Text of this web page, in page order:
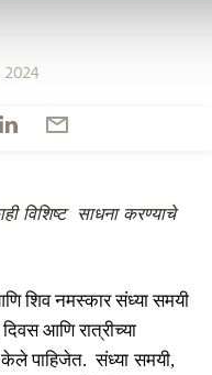
2024
विशिष्ट साधना करण्याचे
शिव नमस्कारसंध्या समयी
दिवस आणि रात्रीच्या
पाहिजेत. संध्या समयी,